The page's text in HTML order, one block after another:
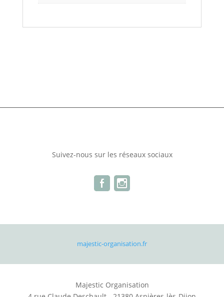
Suivez-nous sur les réseaux sociaux
majestic-organisation.fr
Majestic Organisation